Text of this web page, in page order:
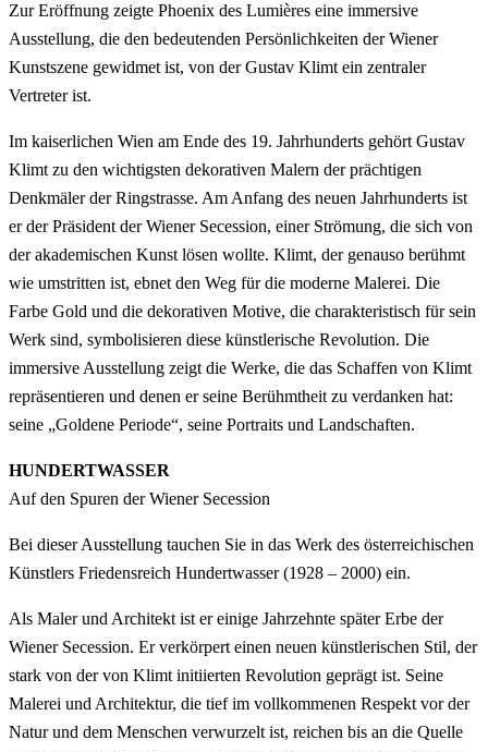
Zur Eröffnung zeigte Phoenix des Lumières eine immersive
Ausstellung, die den bedeutenden Persönlichkeiten der Wiener
Kunstszene gewidmet ist, von der Gustav Klimt ein zentraler
Vertreter ist.
Im kaiserlichen Wien am Ende des 19. Jahrhunderts gehört Gustav
Klimt zu den wichtigsten dekorativen Malern der prächtigen
Denkmäler der Ringstrasse. Am Anfang des neuen Jahrhunderts ist
er der Präsident der Wiener Secession, einer Strömung, die sich von
der akademischen Kunst lösen wollte. Klimt, der genauso berühmt
wie umstritten ist, ebnet den Weg für die moderne Malerei. Die
Farbe Gold und die dekorativen Motive, die charakteristisch für sein
Werk sind, symbolisieren diese künstlerische Revolution. Die
immersive Ausstellung zeigt die Werke, die das Schaffen von Klimt
repräsentieren und denen er seine Berühmtheit zu verdanken hat:
seine „Goldene Periode“, seine Portraits und Landschaften.
HUNDERTWASSER
Auf den Spuren der Wiener Secession
Bei dieser Ausstellung tauchen Sie in das Werk des österreichischen
Künstlers Friedensreich Hundertwasser (1928 – 2000) ein.
Als Maler und Architekt ist er einige Jahrzehnte später Erbe der
Wiener Secession. Er verkörpert einen neuen künstlerischen Stil, der
stark von der von Klimt initiierten Revolution geprägt ist. Seine
Malerei und Architektur, die tief im vollkommenen Respekt vor der
Natur und dem Menschen verwurzelt ist, reichen bis an die Quelle